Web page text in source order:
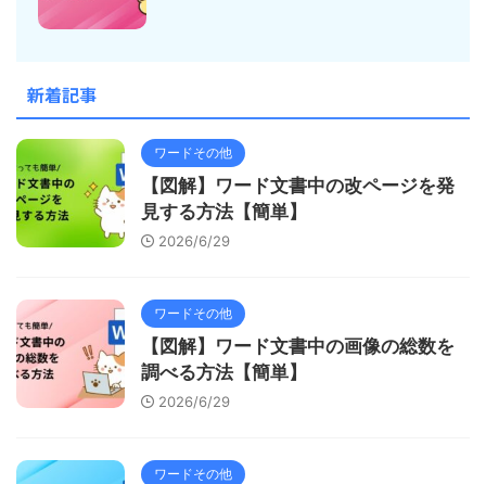
新着記事
ワードその他
【図解】ワード文書中の改ページを発
見する方法【簡単】
2026/6/29
ワードその他
【図解】ワード文書中の画像の総数を
調べる方法【簡単】
2026/6/29
ワードその他